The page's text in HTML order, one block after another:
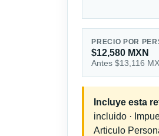
PRECIO POR
$12,580 MXN
Antes $13,116
Incluye esta
incluido ·
Articulo